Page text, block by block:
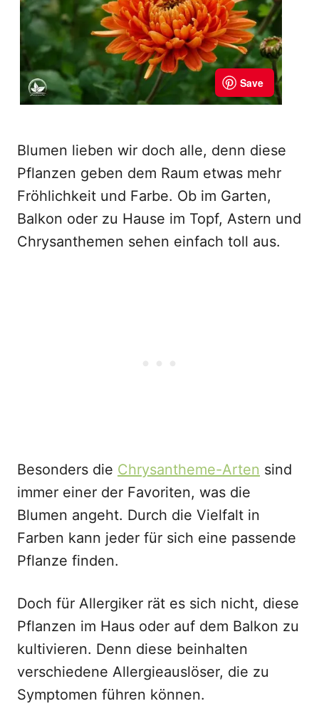
Blumen lieben wir doch alle, denn diese
Pflanzen geben dem Raum etwas mehr
Fröhlichkeit und Farbe. Ob im Garten,
Balkon oder zu Hause im Topf, Astern und
Chrysanthemen sehen einfach toll aus.
Besonders die Chrysantheme-Arten sind
immer einer der Favoriten, was die
Blumen angeht. Durch die Vielfalt in
Farben kann jeder für sich eine passende
Pflanze finden.
Doch für Allergiker rät es sich nicht, diese
Pflanzen im Haus oder auf dem Balkon zu
kultivieren. Denn diese beinhalten
verschiedene Allergieauslöser, die zu
Symptomen führen können.